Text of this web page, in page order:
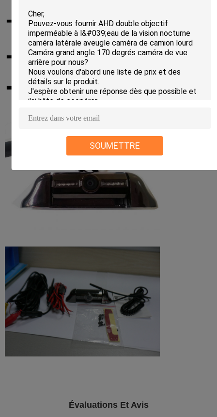
SOUMETTRE
Évaluations Et Avis